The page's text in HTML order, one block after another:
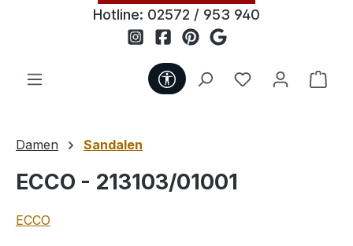
Hotline: 02572 / 953 940
Werkzeugleiste anzeigen
Du hast 0
Damen Sandalen
ECCO - 213103/01001
ECCO